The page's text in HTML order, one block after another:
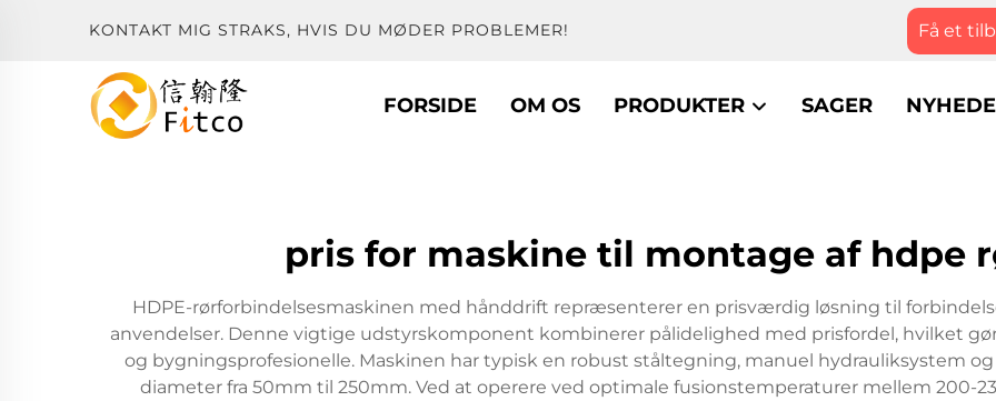
KONTAKT MIG STRAKS, HVIS DU MØDER PROBLEMER! Få et
FORSIDE OM OS PRODUKTER SAGER
pris for maskine til montage af hdpe
HDPE-rørforbindelsesmaskinen med hånddrift repræsenterer en prisværdig løsning til
anvendelser. Denne vigtige udstyrskomponent kombinerer pålidelighed med prisfordel, hvilket
og bygningsprofesionelle. Maskinen har typisk en robust ståltegning, manuel hydrauliksystem
diameter fra 50mm til 250mm. Ved at operere ved optimale fusionstemperaturer mellem 200-